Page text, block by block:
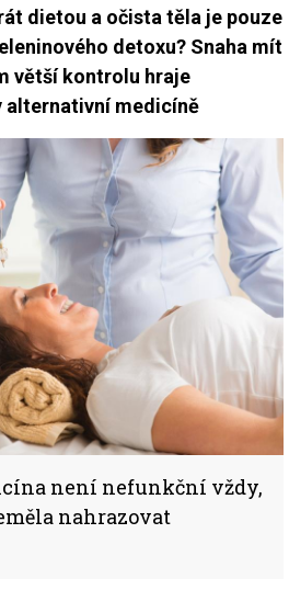
dietou a očista těla je pouze
detoxu? Snaha mít
větší kontrolu hraje
alternativní medicíně
není nefunkční vždy,
nahrazovat